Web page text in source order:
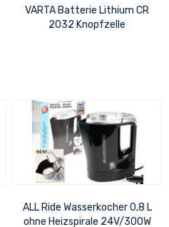
VARTA Batterie Lithium CR
2032 Knopfzelle
ALL Ride Wasserkocher 0,8 L
ohne Heizspirale 24V/300W